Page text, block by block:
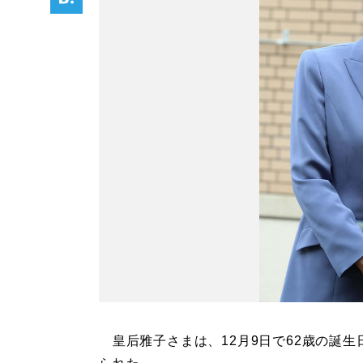
皇后雅子さまは、12月9日で62歳の誕生